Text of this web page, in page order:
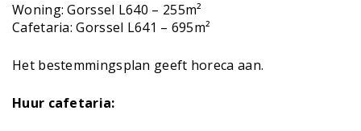
Woning: Gorssel L640 – 255m²
Cafetaria: Gorssel L641 – 695m²
Het bestemmingsplan geeft horeca aan.
Huur cafetaria: